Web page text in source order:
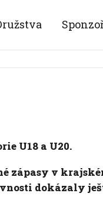
U18 a U20.
zápasy v
dokázaly